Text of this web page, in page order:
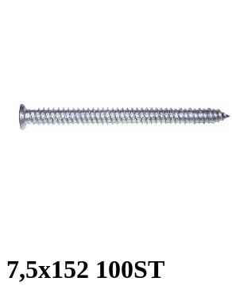
7,5x152 100ST